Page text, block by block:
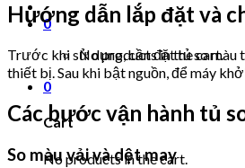
0
No products in the cart.
0
Cart
No products in the cart.
Hướng dẫn lắp đặt và
Trước khi sử dụng, cần đặt tủ so màu
thiết bị. Sau khi bật nguồn, để máy
Các bước vận hành tủ
So màu vải và dệt may